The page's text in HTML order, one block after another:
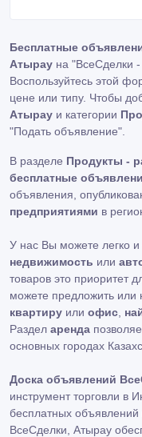
Бесплатные
Атырау на "ВсеСделки
Воспользуйтесь этой
цене или типу. Чтобы
Атырау и категории
"Подать объявление"
В разделе Продукты -
бесплатные
объявления,
предприятиями в
У нас Вы можете легко и
недвижимость или
товаров это приоритет
можете предложить или
квартиру или офис
Раздел аренда
основных городах
Доска объявлений
инструмент торговли в
бесплатных объявлений
ВсеСделки, Атырау